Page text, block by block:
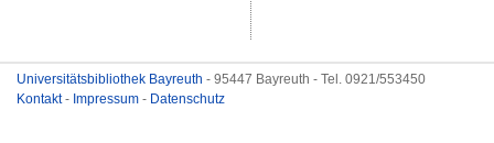
Universitätsbibliothek Bayreuth - 95447 Bayreuth - Tel. 0921/553450
Kontakt- Impressum - Datenschutz